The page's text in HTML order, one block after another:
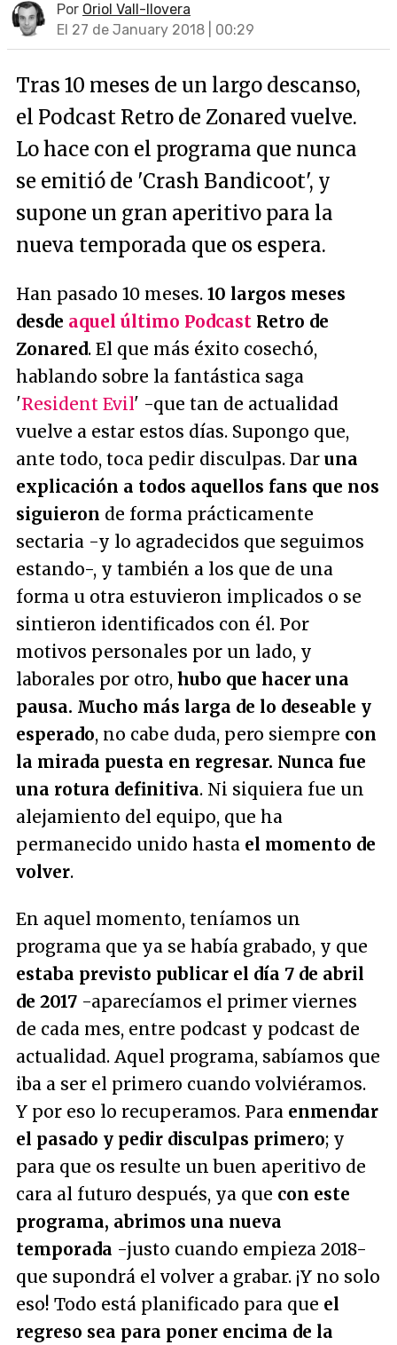
Por Oriol Vall-llovera
El 27 de January 2018 | 00:29
Tras 10 meses de un largo descanso,
el Podcast Retro de Zonared vuelve.
Lo hace con el programa que nunca
se emitió de 'Crash Bandicoot', y
supone un gran aperitivo para la
nueva temporada que os espera.
Han pasado 10 meses. 10 largos meses
desde aquel último Podcast Retro de
Zonared. El que más éxito cosechó,
hablando sobre la fantástica saga
'Resident Evil' -que tan de actualidad
vuelve a estar estos días. Supongo que,
ante todo, toca pedir disculpas. Dar una
explicación a todos aquellos fans que nos
siguieron de forma prácticamente
sectaria -y lo agradecidos que seguimos
estando-, y también a los que de una
forma u otra estuvieron implicados o se
sintieron identificados con él. Por
motivos personales por un lado, y
laborales por otro, hubo que hacer una
pausa. Mucho más larga de lo deseable y
esperado, no cabe duda, pero siempre con
la mirada puesta en regresar. Nunca fue
una rotura definitiva. Ni siquiera fue un
alejamiento del equipo, que ha
permanecido unido hasta el momento de
volver.
En aquel momento, teníamos un
programa que ya se había grabado, y que
estaba previsto publicar el día 7 de abril
de 2017 -aparecíamos el primer viernes
de cada mes, entre podcast y podcast de
actualidad. Aquel programa, sabíamos que
iba a ser el primero cuando volviéramos.
Y por eso lo recuperamos. Para enmendar
el pasado y pedir disculpas primero; y
para que os resulte un buen aperitivo de
cara al futuro después, ya que con este
programa, abrimos una nueva
temporada -justo cuando empieza 2018-
que supondrá el volver a grabar. ¡Y no solo
eso! Todo está planificado para que el
regreso sea para poner encima de la